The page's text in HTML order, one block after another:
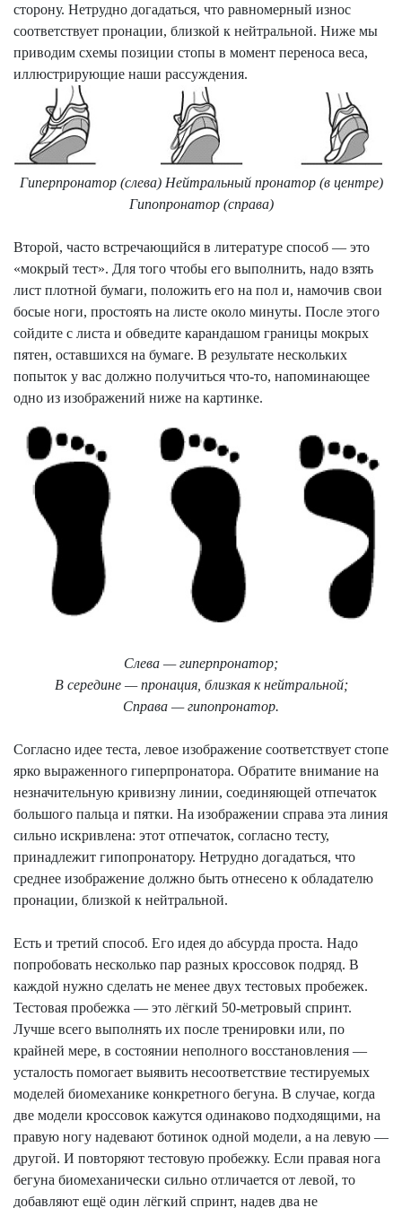
сторону. Нетрудно догадаться, что равномерный износ
соответствует пронации, близкой к нейтральной. Ниже мы
приводим схемы позиции стопы в момент переноса веса,
иллюстрирующие наши рассуждения.
Гиперпронатор (слева) Нейтральный пронатор (в центре)
Гипопронатор (справа)
Второй, часто встречающийся в литературе способ — это
«мокрый тест». Для того чтобы его выполнить, надо взять
лист плотной бумаги, положить его на пол и, намочив свои
босые ноги, простоять на листе около минуты. После этого
сойдите с листа и обведите карандашом границы мокрых
пятен, оставшихся на бумаге. В результате нескольких
попыток у вас должно получиться что-то, напоминающее
одно из изображений ниже на картинке.
Слева — гиперпронатор;
В середине — пронация, близкая к нейтральной;
Справа — гипопронатор.
Согласно идее теста, левое изображение соответствует стопе
ярко выраженного гиперпронатора. Обратите внимание на
незначительную кривизну линии, соединяющей отпечаток
большого пальца и пятки. На изображении справа эта линия
сильно искривлена: этот отпечаток, согласно тесту,
принадлежит гипопронатору. Нетрудно догадаться, что
среднее изображение должно быть отнесено к обладателю
пронации, близкой к нейтральной.
Есть и третий способ. Его идея до абсурда проста. Надо
попробовать несколько пар разных кроссовок подряд. В
каждой нужно сделать не менее двух тестовых пробежек.
Тестовая пробежка — это лёгкий 50-метровый спринт.
Лучше всего выполнять их после тренировки или, по
крайней мере, в состоянии неполного восстановления —
усталость помогает выявить несоответствие тестируемых
моделей биомеханике конкретного бегуна. В случае, когда
две модели кроссовок кажутся одинаково подходящими, на
правую ногу надевают ботинок одной модели, а на левую —
другой. И повторяют тестовую пробежку. Если правая нога
бегуна биомеханически сильно отличается от левой, то
добавляют ещё один лёгкий спринт, надев два не